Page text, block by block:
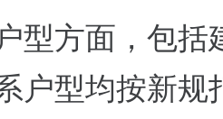
型方面，包
户型均按新规